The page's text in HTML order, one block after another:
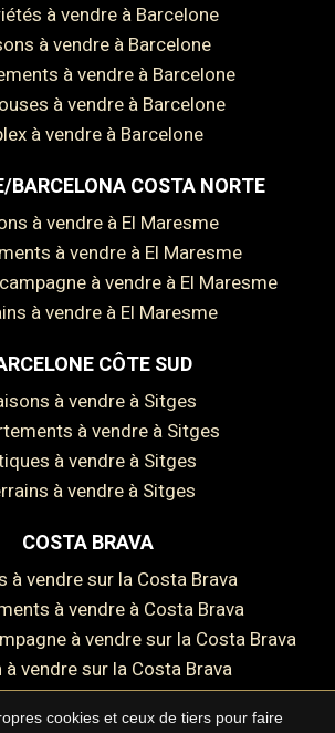
à vendre à Barcelone
à vendre à Barcelone
à vendre à Barcelone
à vendre à Barcelone
à vendre à Barcelone
BARCELONA COSTA NORTE
à vendre à El Maresme
à vendre à El Maresme
campagne à vendre à El Maresme
à vendre à El Maresme
CÔTE SUD
à vendre à Sitges
à vendre à Sitges
à vendre à Sitges
à vendre à Sitges
COSTA BRAVA
à vendre sur la Costa Brava
à vendre à Costa Brava
à vendre sur la Costa Brava
à vendre sur la Costa Brava
cookies et ceux de tiers pour faire
paramètres Tout accepter